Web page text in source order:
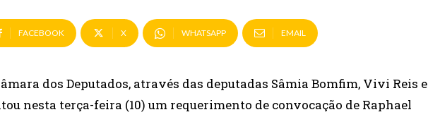
FACEBOOK X WHATSAPP EMAIL
dos Deputados, através das deputadas Sâmia Bomfim, Vivi Reis e
nesta terça-feira (10) um requerimento de convocação de Raphael